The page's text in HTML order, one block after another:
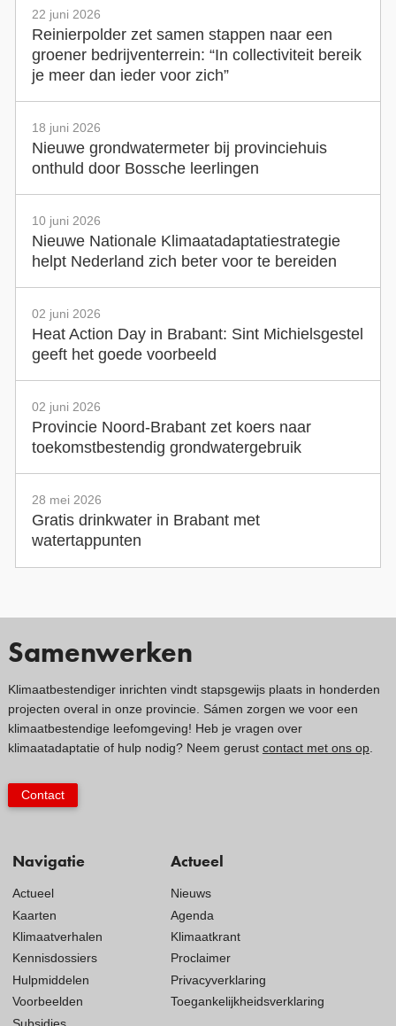
22 juni 2026
Reinierpolder zet samen stappen naar een
groener bedrijventerrein: “In collectiviteit bereik
je meer dan ieder voor zich”
18 juni 2026
Nieuwe grondwatermeter bij provinciehuis
onthuld door Bossche leerlingen
10 juni 2026
Nieuwe Nationale Klimaatadaptatiestrategie
helpt Nederland zich beter voor te bereiden
02 juni 2026
Heat Action Day in Brabant: Sint Michielsgestel
geeft het goede voorbeeld
02 juni 2026
Provincie Noord-Brabant zet koers naar
toekomstbestendig grondwatergebruik
28 mei 2026
Gratis drinkwater in Brabant met
watertappunten
Navigatie
Actueel
Kaarten
Klimaatverhalen
Kennisdossiers
Hulpmiddelen
Voorbeelden
Subsidies
Actueel
Nieuws
Agenda
Klimaatkrant
Proclaimer
Privacyverklaring
Toegankelijkheidsverklaring
Samenwerken
Klimaatbestendiger inrichten vindt stapsgewijs plaats in honderden
projecten overal in onze provincie. Sámen zorgen we voor een
klimaatbestendige leefomgeving! Heb je vragen over
klimaatadaptatie of hulp nodig? Neem gerust contact met ons op.
Contact